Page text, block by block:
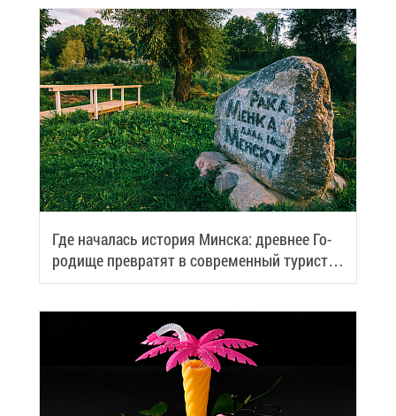
Где на­ча­лась ис­то­рия Мин­ска: древ­нее Го­
ро­ди­ще пре­вра­тят в со­вре­мен­ный ту­ри­сти­
че­ский центр